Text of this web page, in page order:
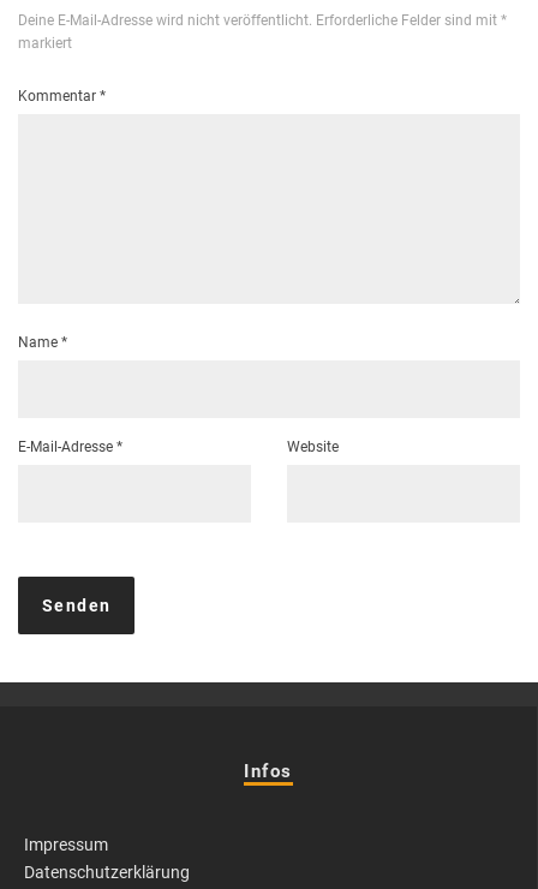
Deine E-Mail-Adresse wird nicht veröffentlicht. Erforderliche Felder sind mit *
markiert
Kommentar *
Name *
E-Mail-Adresse * Website
Infos
Impressum
Datenschutzerklärung